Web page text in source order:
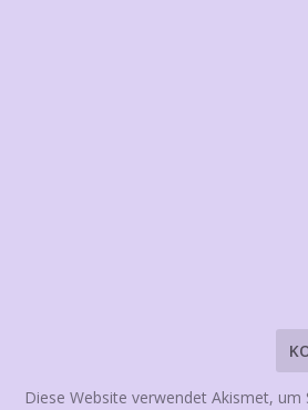
Diese Website verwendet Akismet, um